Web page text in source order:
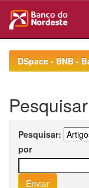
navigationDSpace - BNB -
Pesquisar
Pesquisar:
por